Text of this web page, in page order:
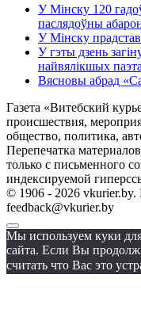
У Мінску 120
паслядоўны
У Мінску
У гэты дзень
найвялікшых
Вясновы абрад
Газета «Витебский
происшествия,
общество, политика,
Перепечатка
только с письменного
индексируемой
© 1906 - 2026
feedback@vkurier.by
Мы используем куки
сайта. Если Вы
считать что Вас это